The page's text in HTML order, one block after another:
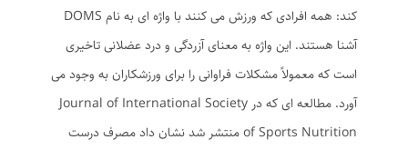
کند: همه افرادی که ورزش می کنند با واژه ای به نام DOMS
آشنا هستند. این واژه به معنای آزردگی و درد عضلانی تاخیری
است که معمولاً مشکلات فراوانی را برای ورزشکاران به وجود می
آورد. مطالعه ای که در Journal of International Society
of Sports Nutrition منتشر شد نشان داد مصرف درست